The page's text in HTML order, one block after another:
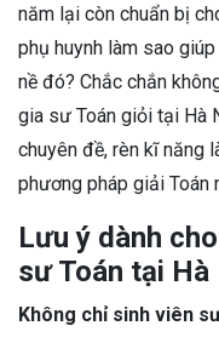
năm lại còn chuẩn bị
phụ huynh làm sao
nề đó? Chắc chắn
gia sư Toán giỏi tại Hà
chuyên đề, rèn kĩ năng
phương pháp giải Toán
Lưu ý dành
sư Toán tại Hà
Không chỉ sinh viên